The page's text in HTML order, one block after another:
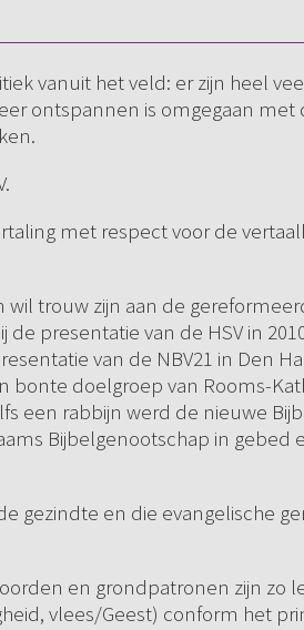
vanuit het veld: er zijn heel
ontspannen is omgegaan met
met respect voor de
wil trouw zijn aan de
presentatie van de HSV in
van de NBV21 in Den
doelgroep van Rooms-
een rabbijn werd de nieuwe
Bijbelgenootschap in gebed
gezindte en die evangelische
en grondpatronen zijn zo
vlees/Geest) conform het